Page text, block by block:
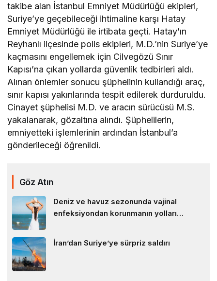
takibe alan İstanbul Emniyet Müdürlüğü ekipleri,
Suriye’ye geçebileceği ihtimaline karşı Hatay
Emniyet Müdürlüğü ile irtibata geçti. Hatay’ın
Reyhanlı ilçesinde polis ekipleri, M.D.’nin Suriye’ye
kaçmasını engellemek için Cilvegözü Sınır
Kapısı’na çıkan yollarda güvenlik tedbirleri aldı.
Alınan önlemler sonucu şüphelinin kullandığı araç,
sınır kapısı yakınlarında tespit edilerek durduruldu.
Cinayet şüphelisi M.D. ve aracın sürücüsü M.S.
yakalanarak, gözaltına alındı. Şüphelilerin,
emniyetteki işlemlerinin ardından İstanbul’a
gönderileceği öğrenildi.
Göz Atın
Deniz ve havuz sezonunda vajinal
enfeksiyondan korunmanın yolları…
İran’dan Suriye’ye sürpriz saldırı